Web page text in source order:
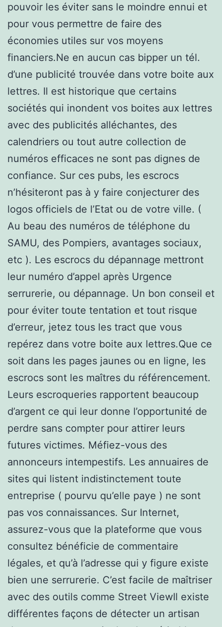
pouvoir les éviter sans le moindre ennui et
pour vous permettre de faire des
économies utiles sur vos moyens
financiers.Ne en aucun cas bipper un tél.
d’une publicité trouvée dans votre boite aux
lettres. Il est historique que certains
sociétés qui inondent vos boites aux lettres
avec des publicités alléchantes, des
calendriers ou tout autre collection de
numéros efficaces ne sont pas dignes de
confiance. Sur ces pubs, les escrocs
n’hésiteront pas à y faire conjecturer des
logos officiels de l’Etat ou de votre ville. (
Au beau des numéros de téléphone du
SAMU, des Pompiers, avantages sociaux,
etc ). Les escrocs du dépannage mettront
leur numéro d’appel après Urgence
serrurerie, ou dépannage. Un bon conseil et
pour éviter toute tentation et tout risque
d’erreur, jetez tous les tract que vous
repérez dans votre boite aux lettres.Que ce
soit dans les pages jaunes ou en ligne, les
escrocs sont les maîtres du référencement.
Leurs escroqueries rapportent beaucoup
d’argent ce qui leur donne l’opportunité de
perdre sans compter pour attirer leurs
futures victimes. Méfiez-vous des
annonceurs intempestifs. Les annuaires de
sites qui listent indistinctement toute
entreprise ( pourvu qu’elle paye ) ne sont
pas vos connaissances. Sur Internet,
assurez-vous que la plateforme que vous
consultez bénéficie de commentaire
légales, et qu’à l’adresse qui y figure existe
bien une serrurerie. C’est facile de maîtriser
avec des outils comme Street ViewIl existe
différentes façons de détecter un artisan